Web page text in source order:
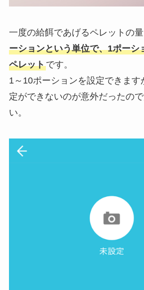
一度の給餌であげるペレットの量
ーションという単位で、1ポーシ
ペレットです。
1～10ポーションを設定できます
定ができないのが意外だったの
い。